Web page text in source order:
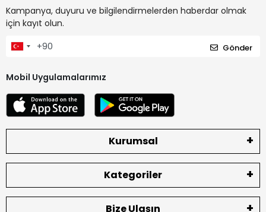
Kampanya, duyuru ve bilgilendirmelerden haberdar olmak
için kayıt olun.
Gönder
Mobil Uygulamalarımız
Kurumsal
Kategoriler
Bize Ulaşın